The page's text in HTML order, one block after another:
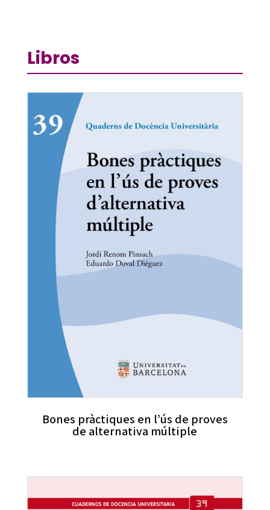
Libros
Bones pràctiques en l’ús de proves
de alternativa múltiple